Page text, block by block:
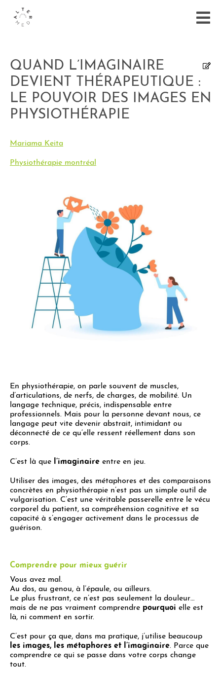
QUAND L’IMAGINAIRE
DEVIENT THÉRAPEUTIQUE :
LE POUVOIR DES IMAGES EN
PHYSIOTHÉRAPIE
Mariama Keita
Physiothérapie montréal
En physiothérapie, on parle souvent de muscles,
d’articulations, de nerfs, de charges, de mobilité. Un
langage technique, précis, indispensable entre
professionnels. Mais pour la personne devant nous, ce
langage peut vite devenir abstrait, intimidant ou
déconnecté de ce qu’elle ressent réellement dans son
corps.
C’est là que l’imaginaire entre en jeu.
Utiliser des images, des métaphores et des comparaisons
concrètes en physiothérapie n’est pas un simple outil de
vulgarisation. C’est une véritable passerelle entre le vécu
corporel du patient, sa compréhension cognitive et sa
capacité à s’engager activement dans le processus de
guérison.
Comprendre pour mieux guérir
Vous avez mal.
Au dos, au genou, à l’épaule, ou ailleurs.
Le plus frustrant, ce n’est pas seulement la douleur…
mais de ne pas vraiment comprendre pourquoi elle est
là, ni comment en sortir.
C’est pour ça que, dans ma pratique, j’utilise beaucoup
les images, les métaphores et l’imaginaire. Parce que
comprendre ce qui se passe dans votre corps change
tout.